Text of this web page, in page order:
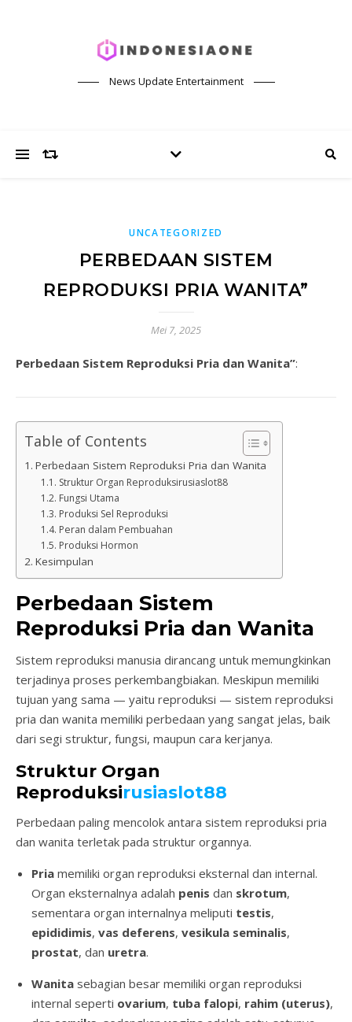
News Update Entertainment
UNCATEGORIZED
PERBEDAAN SISTEM
REPRODUKSI PRIA WANITA”
Mei 7, 2025
Perbedaan Sistem Reproduksi Pria dan Wanita”:
Table of Contents
Perbedaan Sistem Reproduksi Pria dan Wanita
Struktur Organ Reproduksirusiaslot88
Fungsi Utama
Produksi Sel Reproduksi
Peran dalam Pembuahan
Produksi Hormon
Kesimpulan
Perbedaan Sistem
Reproduksi Pria dan Wanita
Sistem reproduksi manusia dirancang untuk memungkinkan
terjadinya proses perkembangbiakan. Meskipun memiliki
tujuan yang sama — yaitu reproduksi — sistem reproduksi
pria dan wanita memiliki perbedaan yang sangat jelas, baik
dari segi struktur, fungsi, maupun cara kerjanya.
Struktur Organ
Reproduksirusiaslot88
Perbedaan paling mencolok antara sistem reproduksi pria
dan wanita terletak pada struktur organnya.
Pria memiliki organ reproduksi eksternal dan internal.
Organ eksternalnya adalah penis dan skrotum,
sementara organ internalnya meliputi testis,
epididimis, vas deferens, vesikula seminalis,
prostat, dan uretra.
Wanita sebagian besar memiliki organ reproduksi
internal seperti ovarium, tuba falopi, rahim (uterus),